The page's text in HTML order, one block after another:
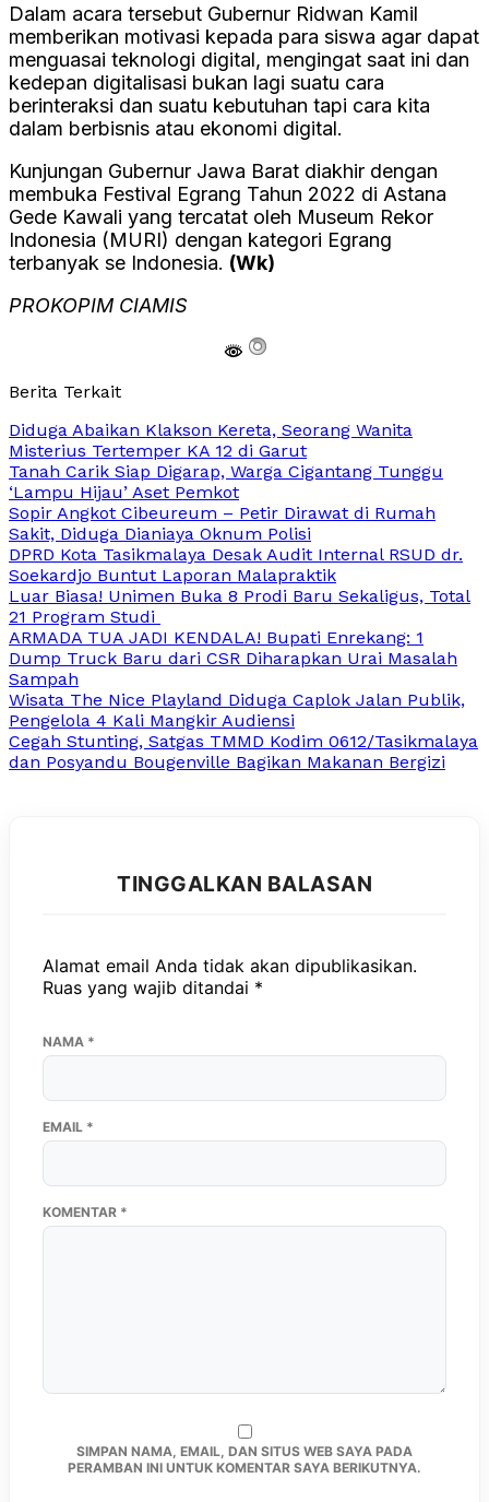
Dalam acara tersebut Gubernur Ridwan Kamil
memberikan motivasi kepada para siswa agar dapat
menguasai teknologi digital, mengingat saat ini dan
kedepan digitalisasi bukan lagi suatu cara
berinteraksi dan suatu kebutuhan tapi cara kita
dalam berbisnis atau ekonomi digital.
Kunjungan Gubernur Jawa Barat diakhir dengan
membuka Festival Egrang Tahun 2022 di Astana
Gede Kawali yang tercatat oleh Museum Rekor
Indonesia (MURI) dengan kategori Egrang
terbanyak se Indonesia. (Wk)
PROKOPIM CIAMIS
Berita Terkait
Diduga Abaikan Klakson Kereta, Seorang Wanita
Misterius Tertemper KA 12 di Garut
Tanah Carik Siap Digarap, Warga Cigantang Tunggu
‘Lampu Hijau’ Aset Pemkot
Sopir Angkot Cibeureum – Petir Dirawat di Rumah
Sakit, Diduga Dianiaya Oknum Polisi
DPRD Kota Tasikmalaya Desak Audit Internal RSUD dr.
Soekardjo Buntut Laporan Malapraktik
Luar Biasa! Unimen Buka 8 Prodi Baru Sekaligus, Total
21 Program Studi
ARMADA TUA JADI KENDALA! Bupati Enrekang: 1
Dump Truck Baru dari CSR Diharapkan Urai Masalah
Sampah
Wisata The Nice Playland Diduga Caplok Jalan Publik,
Pengelola 4 Kali Mangkir Audiensi
Cegah Stunting, Satgas TMMD Kodim 0612/Tasikmalaya
dan Posyandu Bougenville Bagikan Makanan Bergizi
TINGGALKAN BALASAN
Alamat email Anda tidak akan dipublikasikan.
Ruas yang wajib ditandai *
KOMENTAR *
NAMA *
EMAIL *
SIMPAN NAMA, EMAIL, DAN SITUS WEB SAYA PADA
PERAMBAN INI UNTUK KOMENTAR SAYA BERIKUTNYA.